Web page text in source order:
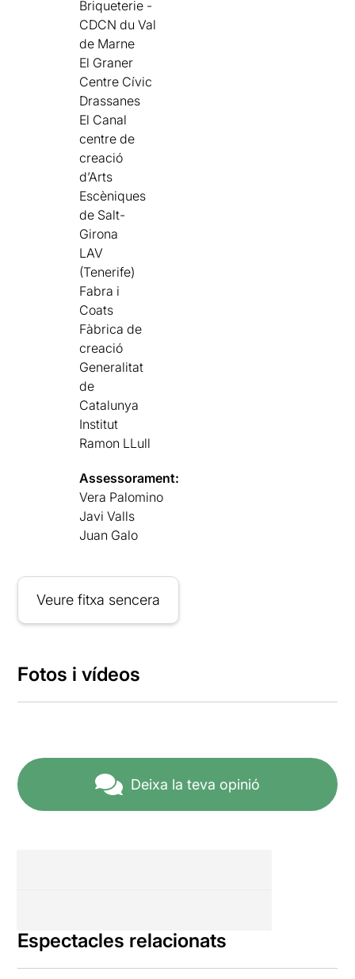
Briqueterie -
CDCN du Val
de Marne
El Graner
Centre Cívic
Drassanes
El Canal
centre de
creació
d’Arts
Escèniques
de Salt-
Girona
LAV
(Tenerife)
Fabra i
Coats
Fàbrica de
creació
Generalitat
de
Catalunya
Institut
Ramon LLull
Assessorament:
Vera Palomino
Javi Valls
Juan Galo
Veure fitxa sencera
Fotos i vídeos
Deixa la teva opinió
Espectacles relacionats